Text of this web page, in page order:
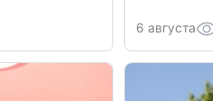
6 августа